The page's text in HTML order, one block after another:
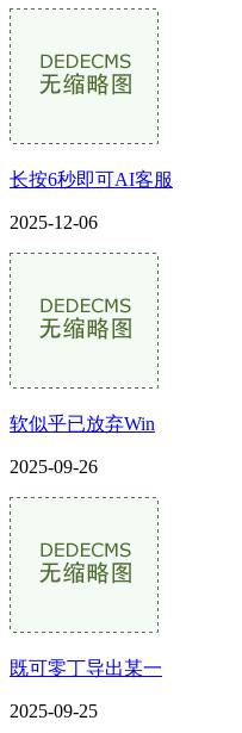
长按6秒即可AI客服
2025-12-06
软似乎已放弃Win
2025-09-26
既可零丁导出某一
2025-09-25